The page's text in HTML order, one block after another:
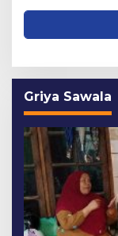
Griya Sawala